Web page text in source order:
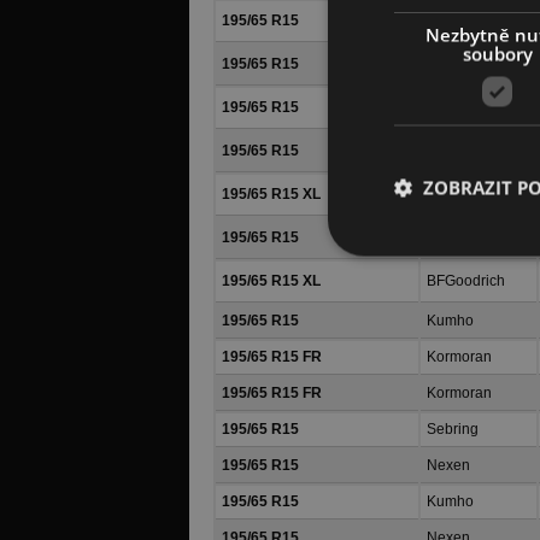
195/65 R15
195/65 R15 Michelin
195/65 R15 Nokian Tyres
195/65 R15
195/65 R15 XL Nokian Tyres
195/65 R15
195/65 R15 XL BFGoodrich
195/65 R15 Kumho
195/65 R15 FR Kormoran
195/65 R15 FR Kormoran
195/65 R15 Sebring
195/65 R15 Nexen
195/65 R15 Kumho
Nezbytně
soubory
ZOBRAZIT